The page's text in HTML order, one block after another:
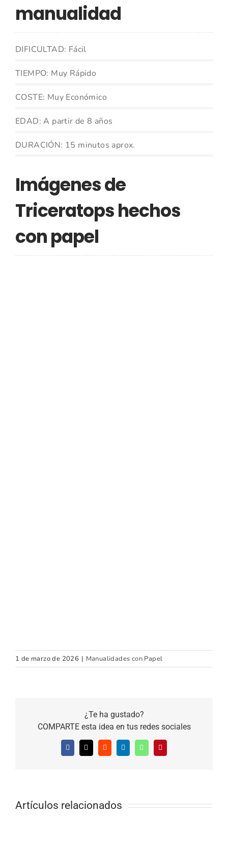
manualidad
DIFICULTAD: Fácil
TIEMPO: Muy Rápido
COSTE: Muy Económico
EDAD: A partir de 8 años
DURACIÓN: 15 minutos aprox.
Imágenes de
Triceratops hechos
con papel
1 de marzo de 2026 | Manualidades con Papel
¿Te ha gustado?
COMPARTE esta idea en tus redes sociales
Facebook
X RedditLinkedInWhatsAppPinterest
Artículos relacionados